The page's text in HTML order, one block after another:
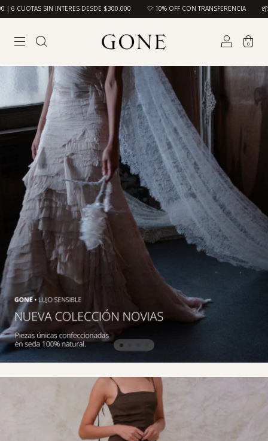
DESDE $300.000 🤍 10% OFF CON TRANSFERENCIA 📦 ENVIO GRATIS A
0